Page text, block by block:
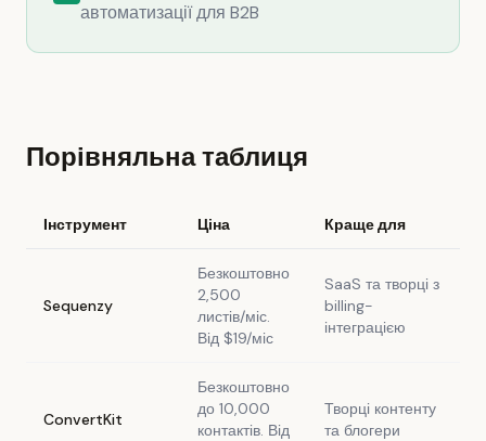
автоматизації для B2B
Порівняльна таблиця
Інструмент Ціна Краще для
Sequenzy
Безкоштовно
2,500
листів/міс.
Від $19/міс
SaaS та творці з
billing-
інтеграцією
ConvertKit
Безкоштовно
до 10,000
контактів. Від
Творці контенту
та блогери